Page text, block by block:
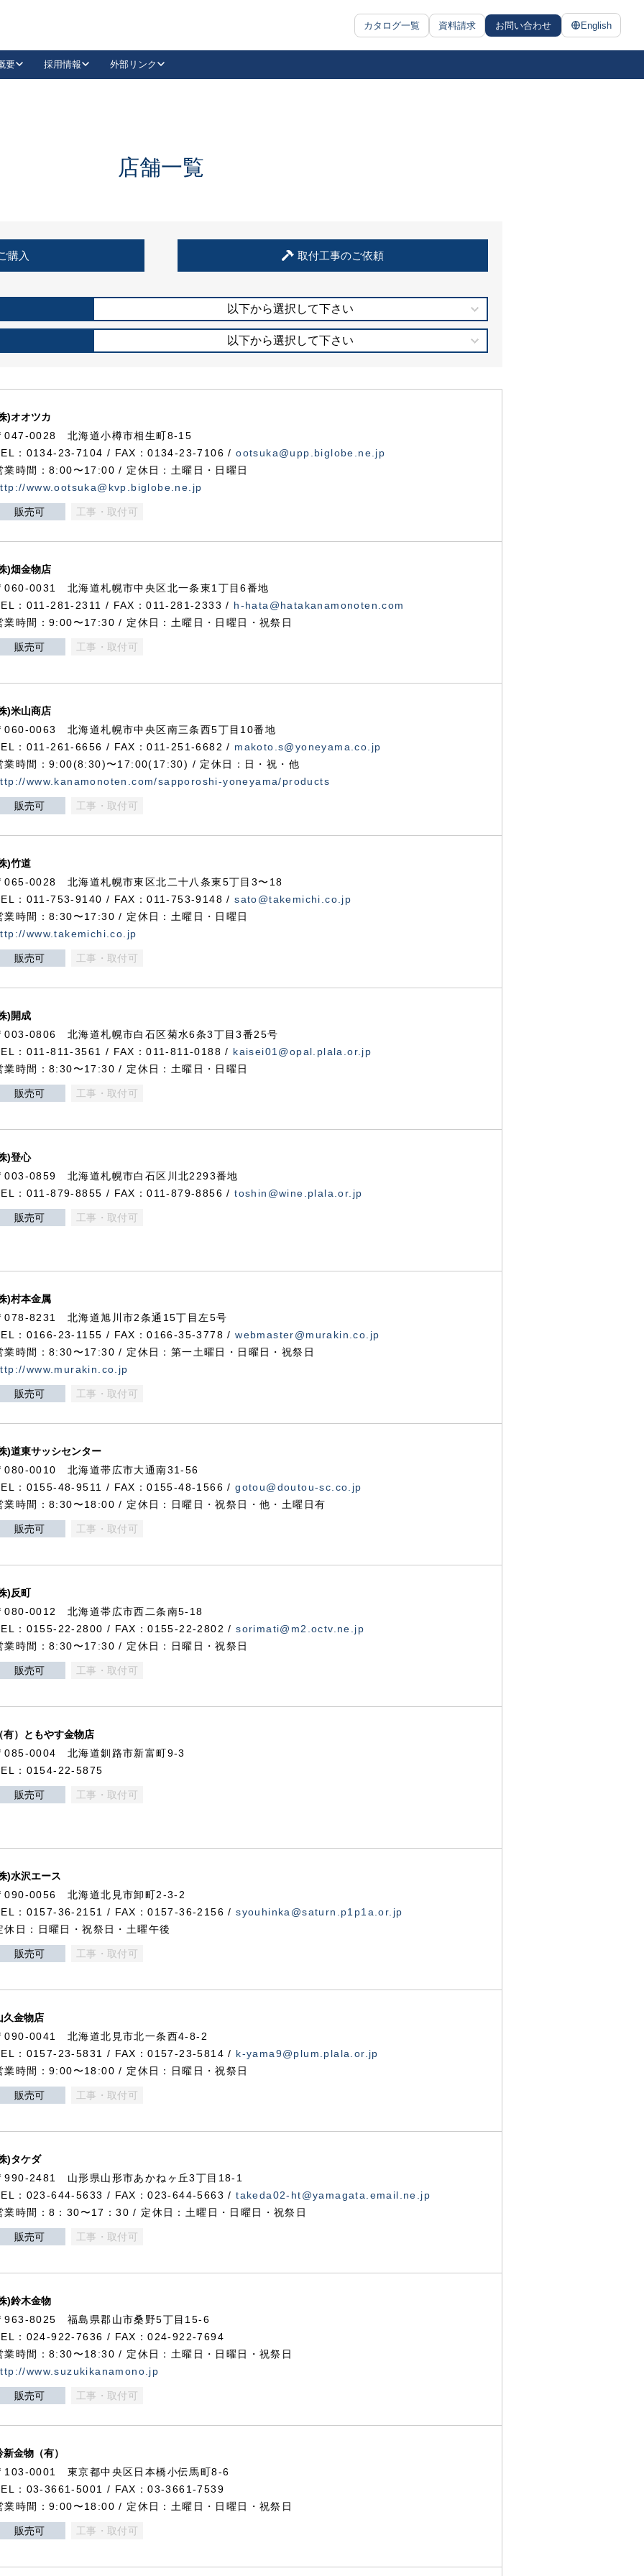
カタログ一覧 資料請求 お問い合わせ English
抗ウイルス・抗菌製品
要 採用情報 外部リンク
LinkedIn
住宅使用部材標準化推進協議会
店舗一覧
購入 取付工事のご依頼
以下から選択して下さい
以下から選択して下さい
)オオツカ
047-0028 北海道小樽市相生町8-15
：0134-23-7104 / FAX：0134-23-7106 /ootsuka@upp.biglobe.ne.jp
業時間：8:00〜17:00 / 定休日：土曜日・日曜日
www.ootsuka@kvp.biglobe.ne.jp
販売可 工事・取付可
)畑金物店
060-0031 北海道札幌市中央区北一条東1丁目6番地
：011-281-2311 / FAX：011-281-2333 / h-hata@hatakanamonoten.com
業時間：9:00〜17:30 / 定休日：土曜日・日曜日・祝祭日
販売可 工事・取付可
)米山商店
060-0063 北海道札幌市中央区南三条西5丁目10番地
：011-261-6656 / FAX：011-251-6682 / makoto.s@yoneyama.co.jp
業時間：9:00(8:30)〜17:00(17:30) / 定休日：日・祝・他
www.kanamonoten.com/sapporoshi-yoneyama/products
販売可 工事・取付可
)竹道
065-0028 北海道札幌市東区北二十八条東5丁目3〜18
：011-753-9140 / FAX：011-753-9148 /sato@takemichi.co.jp
業時間：8:30〜17:30 / 定休日：土曜日・日曜日
www.takemichi.co.jp
販売可 工事・取付可
)開成
003-0806 北海道札幌市白石区菊水6条3丁目3番25号
：011-811-3561 / FAX：011-811-0188 / kaisei01@opal.plala.or.jp
業時間：8:30〜17:30 / 定休日：土曜日・日曜日
販売可 工事・取付可
)登心
003-0859 北海道札幌市白石区川北2293番地
：011-879-8855 / FAX：011-879-8856 /toshin@wine.plala.or.jp
販売可 工事・取付可
)村本金属
078-8231 北海道旭川市2条通15丁目左5号
：0166-23-1155 / FAX：0166-35-3778 /webmaster@murakin.co.jp
業時間：8:30〜17:30 / 定休日：第一土曜日・日曜日・祝祭日
www.murakin.co.jp
販売可 工事・取付可
)道東サッシセンター
080-0010 北海道帯広市大通南31-56
：0155-48-9511 / FAX：0155-48-1566 /gotou@doutou-sc.co.jp
業時間：8:30〜18:00 / 定休日：日曜日・祝祭日・他・土曜日有
販売可 工事・取付可
)反町
080-0012 北海道帯広市西二条南5-18
：0155-22-2800 / FAX：0155-22-2802 /sorimati@m2.octv.ne.jp
業時間：8:30〜17:30 / 定休日：日曜日・祝祭日
販売可 工事・取付可
有）ともやす金物店
085-0004 北海道釧路市新富町9-3
：0154-22-5875
販売可 工事・取付可
)水沢エース
090-0056 北海道北見市卸町2-3-2
：0157-36-2151 / FAX：0157-36-2156 /syouhinka@saturn.p1p1a.or.jp
休日：日曜日・祝祭日・土曜午後
販売可 工事・取付可
久金物店
090-0041 北海道北見市北一条西4-8-2
：0157-23-5831 / FAX：0157-23-5814 / k-yama9@plum.plala.or.jp
業時間：9:00〜18:00 / 定休日：日曜日・祝祭日
販売可 工事・取付可
)タケダ
990-2481 山形県山形市あかねヶ丘3丁目18-1
：023-644-5633 / FAX：023-644-5663 /takeda02-ht@yamagata.email.ne.jp
業時間：8：30〜17：30 / 定休日：土曜日・日曜日・祝祭日
販売可 工事・取付可
)鈴木金物
963-8025 福島県郡山市桑野5丁目15-6
：024-922-7636 / FAX：024-922-7694
業時間：8:30〜18:30 / 定休日：土曜日・日曜日・祝祭日
www.suzukikanamono.jp
販売可 工事・取付可
新金物（有）
103-0001 東京都中央区日本橋小伝馬町8-6
：03-3661-5001 / FAX：03-3661-7539
業時間：9:00〜18:00 / 定休日：土曜日・日曜日・祝祭日
販売可 工事・取付可